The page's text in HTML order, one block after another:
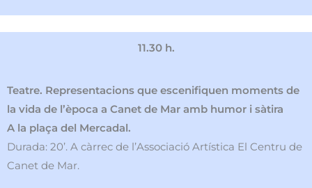
11.30 h.
Teatre. Representacions que escenifiquen moments de
la vida de l’època a Canet de Mar amb humor i sàtira
A la plaça del Mercadal.
Durada: 20’. A càrrec de l’Associació Artística El Centru de
Canet de Mar.